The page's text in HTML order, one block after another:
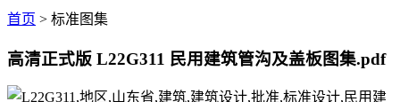
首页 > 标准图集
高清正式版 L22G311 民用建筑管沟及盖板图集.pdf